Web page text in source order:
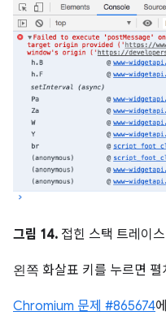
그림 14. 접힌 스택 트레이스
왼쪽 화살표 키를 누르면
Chromium 문제 #865674